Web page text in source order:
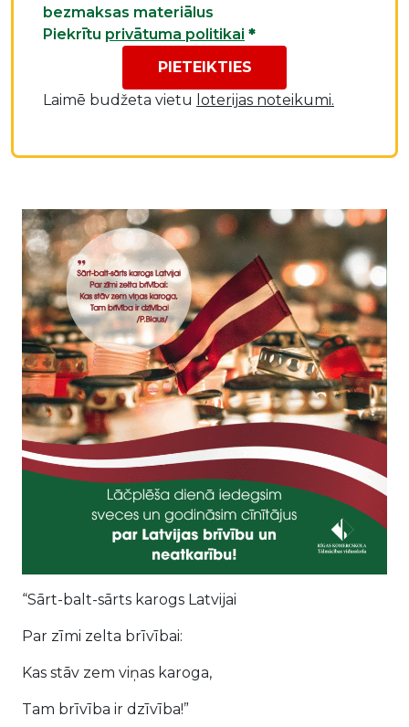
“Sārt-balt-sārts karogs Latvijai
Par zīmi zelta brīvībai:
Kas stāv zem viņas karoga,
Tam brīvība ir dzīvība!”
bezmaksas materiālus
Piekrītu privātuma politikai *
PIETEIKTIES
Laimē budžeta vietu loterijas noteikumi.